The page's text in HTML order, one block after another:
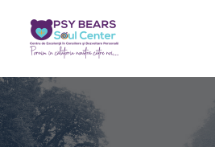
content